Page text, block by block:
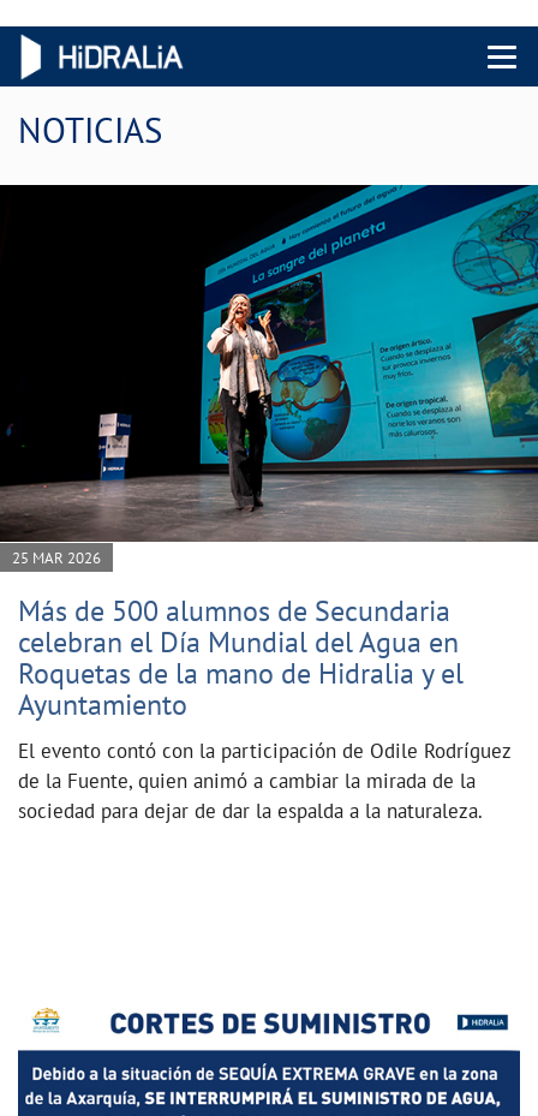
Menu
NOTICIAS
25 MAR 2026
Más de 500 alumnos de Secundaria
celebran el Día Mundial del Agua en
Roquetas de la mano de Hidralia y el
Ayuntamiento
El evento contó con la participación de Odile Rodríguez
de la Fuente, quien animó a cambiar la mirada de la
sociedad para dejar de dar la espalda a la naturaleza.